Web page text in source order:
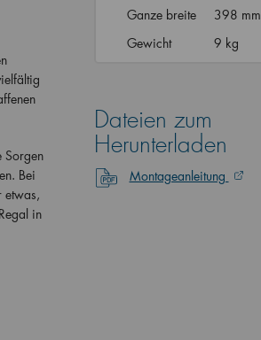
Sorgen
Bei
etwas,
in
Ganze breite
398 mm
Gewicht
9 kg
Dateien zum
Herunterladen
Montageanleitung